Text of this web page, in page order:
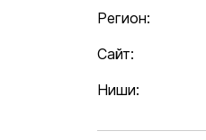
Регион:
Сайт:
Ниши: